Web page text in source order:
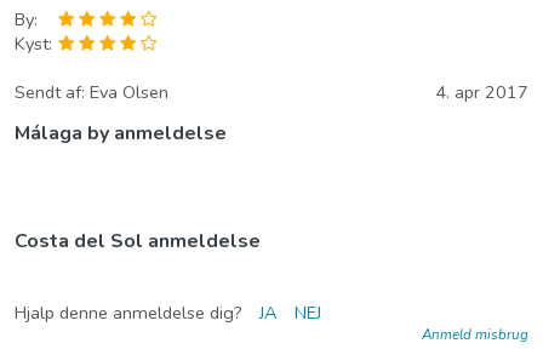
By:
Kyst:
Sendt af: Eva Olsen 4. apr 2017
Málaga by anmeldelse
Costa del Sol anmeldelse
Hjalp denne anmeldelse dig? JA NEJ
Anmeld misbrug